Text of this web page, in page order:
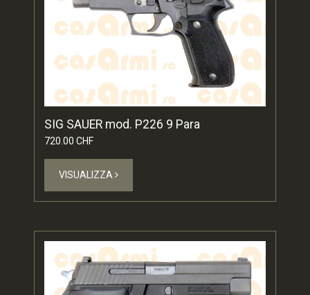
SIG SAUER mod. P226 9 Para
720.00 CHF
VISUALIZZA